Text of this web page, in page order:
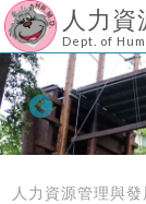
人力
Dept. of
人力資源管理與發